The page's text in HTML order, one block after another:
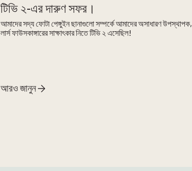
টিভি ২-এর দারুণ সফর।
আমাদের সদ্য ফোটা পেঙ্গুইন ছানাগুলো সম্পর্কে আমাদের অসাধারণ উপস্থাপক,
লার্স ফাউসকাঙ্গারের সাক্ষাৎকার নিতে টিভি ২ এসেছিল!
আরও জানুন